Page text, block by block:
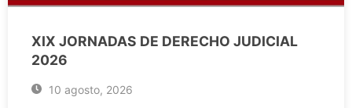
XIX JORNADAS DE DERECHO JUDICIAL
2026
10 agosto, 2026